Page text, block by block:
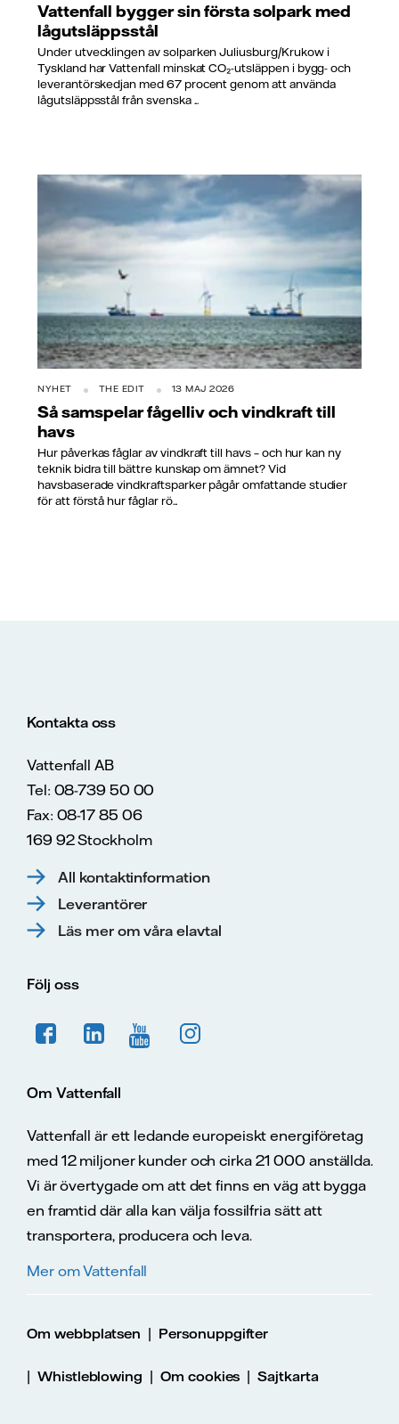
Vattenfall bygger sin första solpark med
lågutsläppsstål
Under utvecklingen av solparken Juliusburg/Krukow i
Tyskland har Vattenfall minskat CO₂-utsläppen i bygg- och
leverantörskedjan med 67 procent genom att använda
lågutsläppsstål från svenska ...
NYHET THE EDIT 13 MAJ 2026
Så samspelar fågelliv och vindkraft till
havs
Hur påverkas fåglar av vindkraft till havs – och hur kan ny
teknik bidra till bättre kunskap om ämnet? Vid
havsbaserade vindkraftsparker pågår omfattande studier
för att förstå hur fåglar rö...
Kontakta oss
Vattenfall AB
Tel: 08-739 50 00
Fax: 08-17 85 06
169 92 Stockholm
All kontaktinformation
Leverantörer
Läs mer om våra elavtal
Följ oss
Om Vattenfall
Vattenfall är ett ledande europeiskt energiföretag
med 12 miljoner kunder och cirka 21 000 anställda.
Vi är övertygade om att det finns en väg att bygga
en framtid där alla kan välja fossilfria sätt att
transportera, producera och leva.
Mer om Vattenfall
Om webbplatsen | Personuppgifter
| Whistleblowing | Om cookies |Sajtkarta